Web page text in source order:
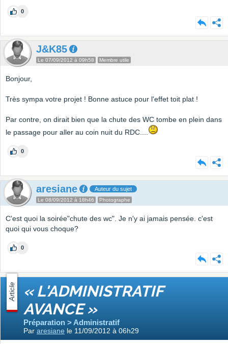
0
J&K85
Le 07/09/2012 à 09h58 Membre utile
Bonjour,
Très sympa votre projet ! Bonne astuce pour l'effet toit plat !
Par contre, on dirait bien que la chute des WC tombe en plein dans
le passage pour aller au coin nuit du RDC....
0
aresiane Auteur du sujet
Le 08/09/2012 à 18h46 Photographe
C'est quoi la soirée"chute des wc". Je n'y ai jamais pensée. c'est
quoi qui vous choque?
0
Article « L'ADMINISTRATIF
AVANCE »
Préparation > Administratif
Par aresiane le 11/09/2012 à 06h29